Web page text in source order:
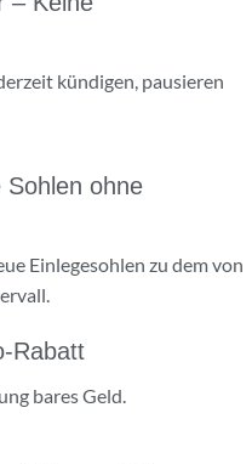
kündigen, pausieren
Sohlen ohne
Einlegesohlen zu dem von
Rabatt
bares Geld.